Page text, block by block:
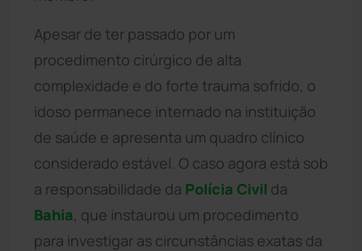
Apesar de ter passado por um
procedimento cirúrgico de alta
complexidade e do forte trauma sofrido, o
idoso permanece internado na instituição
de saúde e apresenta um quadro clínico
considerado estável. O caso agora está sob
a responsabilidade da Polícia Civil da
Bahia, que instaurou um procedimento
para investigar as circunstâncias exatas da